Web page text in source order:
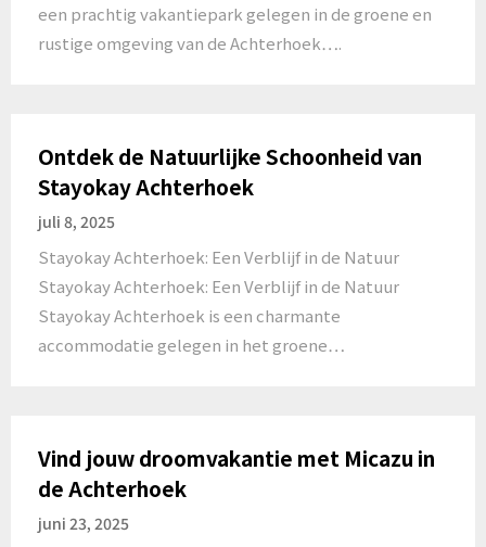
een prachtig vakantiepark gelegen in de groene en
rustige omgeving van de Achterhoek….
Ontdek de Natuurlijke Schoonheid van
Stayokay Achterhoek
juli 8, 2025
Stayokay Achterhoek: Een Verblijf in de Natuur
Stayokay Achterhoek: Een Verblijf in de Natuur
Stayokay Achterhoek is een charmante
accommodatie gelegen in het groene…
Vind jouw droomvakantie met Micazu in
de Achterhoek
juni 23, 2025